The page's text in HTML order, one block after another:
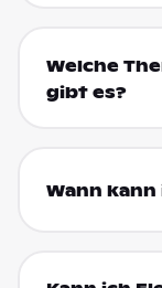
Welche
gibt es?
Wann